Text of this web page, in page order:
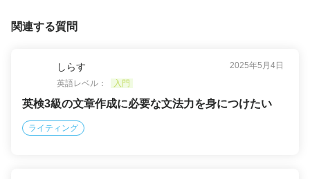
関連する質問
しらす
2025年5月4日
英語レベル：
入門
英検3級の文章作成に必要な文法力を身につけたい
ライティング